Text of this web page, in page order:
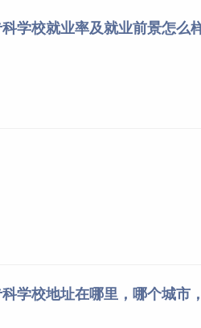
学校就业率及就业前景怎么
学校地址在哪里，哪个城市